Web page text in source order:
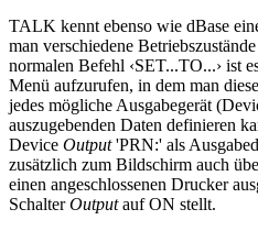
TALK kennt ebenso wie dBase
man verschiedene
normalen Befehl ‹SET...TO...› ist
Menü aufzurufen, in dem man
jedes mögliche Ausgabegerät
auszugebenden Daten definieren
Device Output'PRN:' als
zusätzlich zum Bildschirm auch
einen angeschlossenen Drucker
SchalterOutputauf ON stellt.